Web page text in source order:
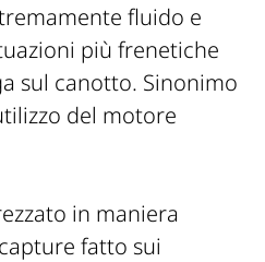
fluido e
più frenetiche
sul canotto. Sinonimo
del motore
in maniera
fatto sui